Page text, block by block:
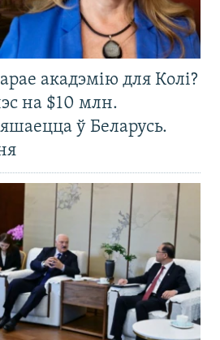
акадэмію для Колі?
на $10 млн.
ў Беларусь.